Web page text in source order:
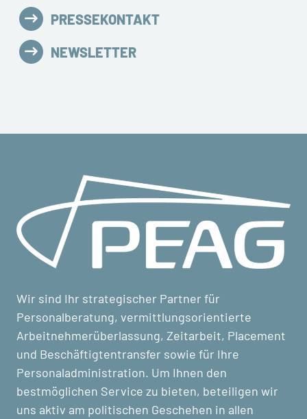
PRESSEKONTAKT
NEWSLETTER
Wir sind Ihr strategischer Partner für
Personalberatung, vermittlungsorientierte
Arbeitnehmerüberlassung, Zeitarbeit, Placement
und Beschäftigtentransfer sowie für Ihre
Personaladministration. Um Ihnen den
bestmöglichen Service zu bieten, beteiligen wir
uns aktiv am politischen Geschehen in allen